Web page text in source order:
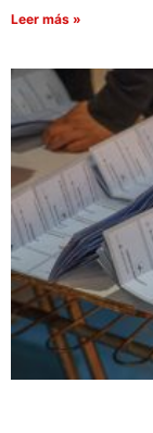
Leer más »